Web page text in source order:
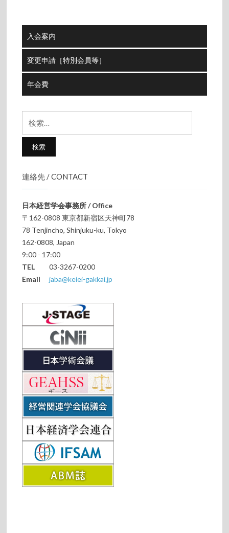
ン
入会案内
変更申請［特別会員等］
年会費
索:
連絡先 / CONTACT
日本経営学会事務所 / Office
〒162-0808 東京都新宿区天神町78
78 Tenjincho, Shinjuku-ku, Tokyo
162-0808, Japan
9:00 - 17:00
TEL03-3267-0200
Emailjaba@keiei-gakkai.jp